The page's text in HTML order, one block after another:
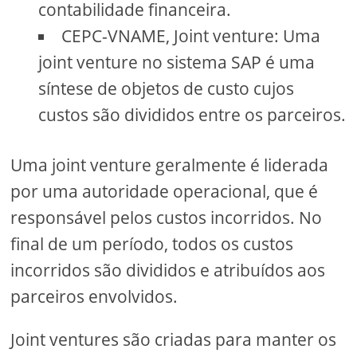
contabilidade financeira.
CEPC-VNAME, Joint venture: Uma
joint venture no sistema SAP é uma
síntese de objetos de custo cujos
custos são divididos entre os parceiros.
Uma joint venture geralmente é liderada
por uma autoridade operacional, que é
responsável pelos custos incorridos. No
final de um período, todos os custos
incorridos são divididos e atribuídos aos
parceiros envolvidos.
Joint ventures são criadas para manter os